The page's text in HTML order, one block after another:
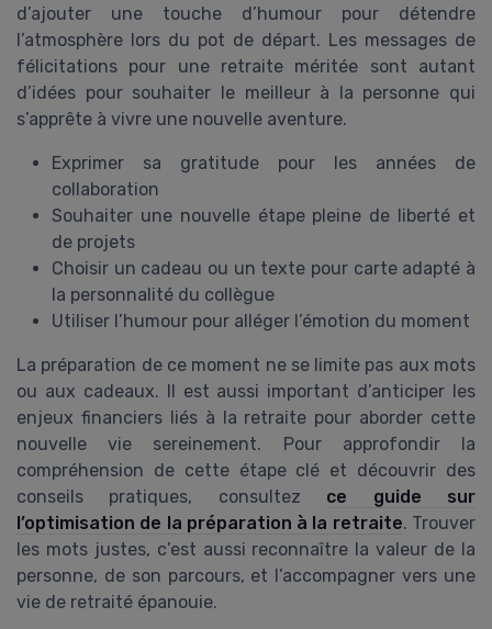
d’ajouter une touche d’humour pour détendre
l’atmosphère lors du pot de départ. Les messages de
félicitations pour une retraite méritée sont autant
d’idées pour souhaiter le meilleur à la personne qui
s’apprête à vivre une nouvelle aventure.
Exprimer sa gratitude pour les années de
collaboration
Souhaiter une nouvelle étape pleine de liberté et
de projets
Choisir un cadeau ou un texte pour carte adapté à
la personnalité du collègue
Utiliser l’humour pour alléger l’émotion du moment
La préparation de ce moment ne se limite pas aux mots
ou aux cadeaux. Il est aussi important d’anticiper les
enjeux financiers liés à la retraite pour aborder cette
nouvelle vie sereinement. Pour approfondir la
compréhension de cette étape clé et découvrir des
conseils pratiques, consultez ce guide sur
l’optimisation de la préparation à la retraite. Trouver
les mots justes, c’est aussi reconnaître la valeur de la
personne, de son parcours, et l’accompagner vers une
vie de retraité épanouie.